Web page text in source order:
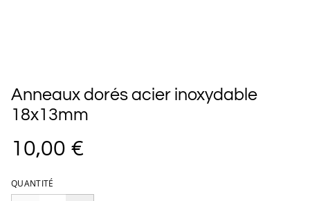
Anneaux dorés acier inoxydable
18x13mm
10,00 €
QUANTITÉ